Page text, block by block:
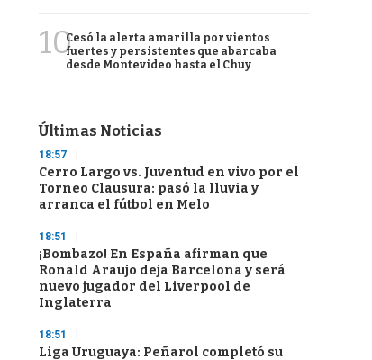
10Cesó la alerta amarilla por vientos
fuertes y persistentes que abarcaba
desde Montevideo hasta el Chuy
Últimas Noticias
18:57
Cerro Largo vs. Juventud en vivo por el
Torneo Clausura: pasó la lluvia y
arranca el fútbol en Melo
18:51
¡Bombazo! En España afirman que
Ronald Araujo deja Barcelona y será
nuevo jugador del Liverpool de
Inglaterra
18:51
Liga Uruguaya: Peñarol completó su